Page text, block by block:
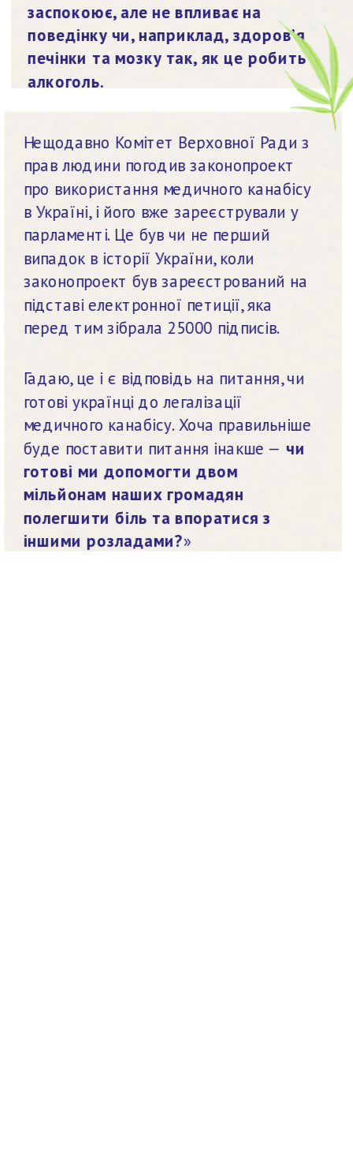
заспокоює, але не впливає на
поведінку чи, наприклад, здоров’я
печінки та мозку так, як це робить
алкоголь.
Нещодавно Комітет Верховної Ради з
прав людини погодив законопроект
про використання медичного канабісу
в Україні, і його вже зареєстрували у
парламенті. Це був чи не перший
випадок в історії України, коли
законопроект був зареєстрований на
підставі електронної петиції, яка
перед тим зібрала 25000 підписів.
Гадаю, це і є відповідь на питання, чи
готові українці до легалізації
медичного канабісу. Хоча правильніше
буде поставити питання інакше — чи
готові ми допомогти двом
мільйонам наших громадян
полегшити біль та впоратися з
іншими розладами?»